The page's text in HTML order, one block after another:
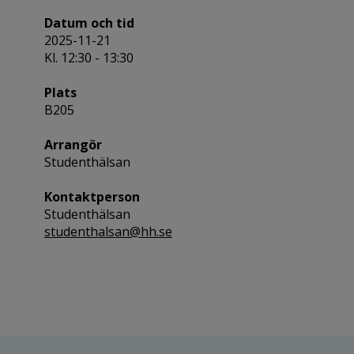
Datum och tid
2025-11-21
Kl. 12:30 - 13:30
Plats
B205
Arrangör
Studenthälsan
Kontaktperson
Studenthälsan
studenthalsan@hh.se